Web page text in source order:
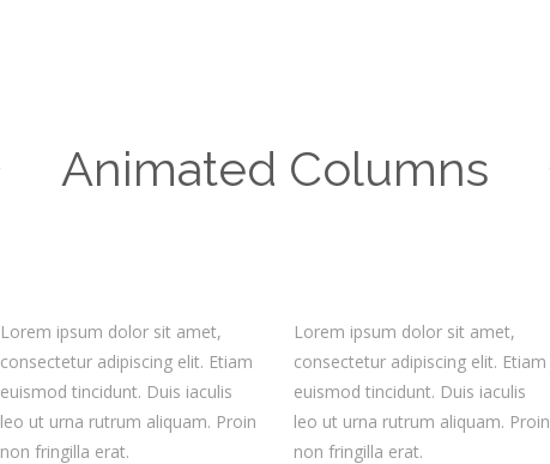
Animated Columns
Lorem ipsum dolor sit amet,
consectetur adipiscing elit. Etiam
euismod tincidunt. Duis iaculis
leo ut urna rutrum aliquam. Proin
non fringilla erat.
Lorem ipsum dolor sit amet,
consectetur adipiscing elit. Etiam
euismod tincidunt. Duis iaculis
leo ut urna rutrum aliquam. Proin
non fringilla erat.